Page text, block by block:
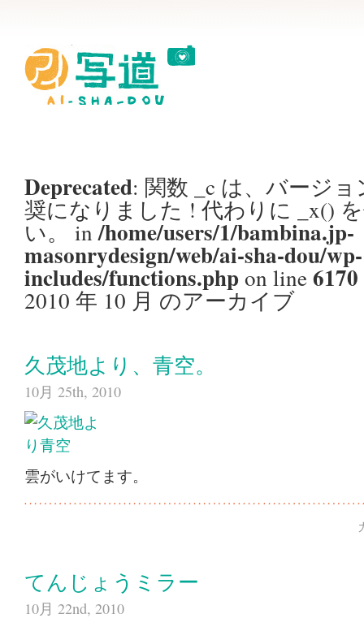
Deprecated: 関数 _c は、バージョ
奨になりました ! 代わりに _x()
い。 in/home/users/1/bambina.jp-
masonrydesign/web/ai-sha-dou/wp-
includes/functions.phpon line6170
2010 年 10 月 のアーカイブ
久茂地より、青空。
10月 25th, 2010
雲がいけてます。
てんじょうミラー
10月 22nd, 2010